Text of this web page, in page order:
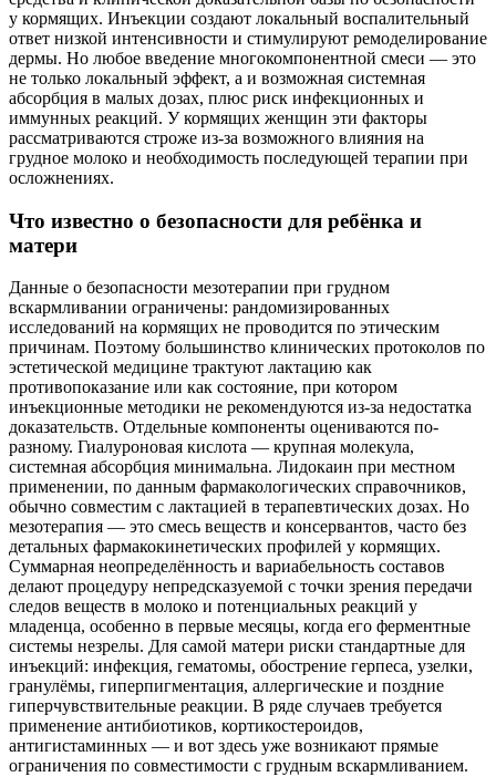
у кормящих. Инъекции создают локальный воспалительный
ответ низкой интенсивности и стимулируют ремоделирование
дермы. Но любое введение многокомпонентной смеси — это
не только локальный эффект, а и возможная системная
абсорбция в малых дозах, плюс риск инфекционных и
иммунных реакций. У кормящих женщин эти факторы
рассматриваются строже из-за возможного влияния на
грудное молоко и необходимость последующей терапии при
осложнениях.
Что известно о безопасности для ребёнка и
матери
Данные о безопасности мезотерапии при грудном
вскармливании ограничены: рандомизированных
исследований на кормящих не проводится по этическим
причинам. Поэтому большинство клинических протоколов по
эстетической медицине трактуют лактацию как
противопоказание или как состояние, при котором
инъекционные методики не рекомендуются из-за недостатка
доказательств. Отдельные компоненты оцениваются по-
разному. Гиалуроновая кислота — крупная молекула,
системная абсорбция минимальна. Лидокаин при местном
применении, по данным фармакологических справочников,
обычно совместим с лактацией в терапевтических дозах. Но
мезотерапия — это смесь веществ и консервантов, часто без
детальных фармакокинетических профилей у кормящих.
Суммарная неопределённость и вариабельность составов
делают процедуру непредсказуемой с точки зрения передачи
следов веществ в молоко и потенциальных реакций у
младенца, особенно в первые месяцы, когда его ферментные
системы незрелы. Для самой матери риски стандартные для
инъекций: инфекция, гематомы, обострение герпеса, узелки,
гранулёмы, гиперпигментация, аллергические и поздние
гиперчувствительные реакции. В ряде случаев требуется
применение антибиотиков, кортикостероидов,
антигистаминных — и вот здесь уже возникают прямые
ограничения по совместимости с грудным вскармливанием.